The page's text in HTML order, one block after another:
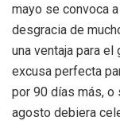
mayo se convoca
desgracia de
una ventaja para
excusa perfecta
por 90 días más, o
agosto debiera